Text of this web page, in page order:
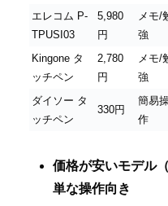
エレコム P-
TPUSI03
5,980
円
メモ/
強
Kingone タ
ッチペン
2,780
円
メモ/
強
ダイソー タ
ッチペン
330円
簡易
作
価格が安いモデル
単な操作向き